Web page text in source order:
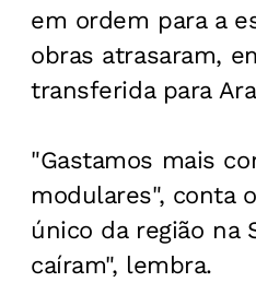
em ordem para a
obras atrasaram,
transferida para
"Gastamos mais
modulares", conta
único da região na
caíram", lembra.